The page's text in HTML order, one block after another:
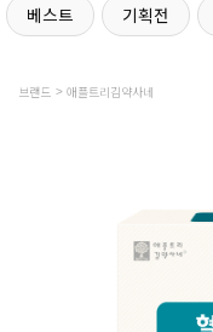
베스트 기획전
브랜드 애플트리김약사네